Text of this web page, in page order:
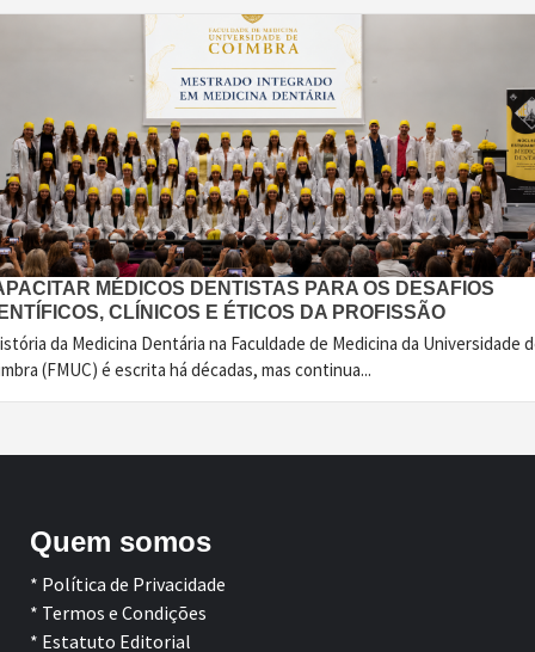
MÉDICOS DENTISTAS PARA OS DESAFIOS
CLÍNICOS E ÉTICOS DA PROFISSÃO
da Medicina Dentária na Faculdade de Medicina da Universidade
(FMUC) é escrita há décadas, mas continua...
Quem somos
* Política de Privacidade
* Termos e Condições
* Estatuto Editorial